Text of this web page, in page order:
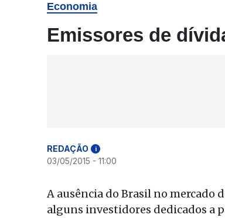
Economia
Emissores de
REDAÇÃO i
03/05/2015 - 11:00
A ausência do Brasil no mercado
alguns investidores dedicados a